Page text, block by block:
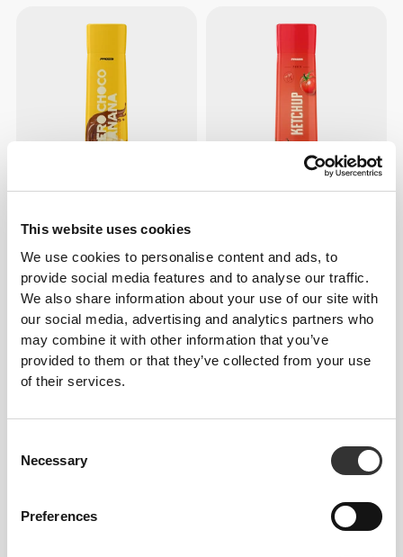
This website uses cookies
We use cookies to personalise content and ads, to
provide social media features and to analyse our traffic.
We also share information about your use of our site with
our social media, advertising and analytics partners who
may combine it with other information that you’ve
provided to them or that they’ve collected from your use
of their services.
Selection
Necessary
Preferences
Syrop Czekoladowo-
13,00 zł
10%
Cynamonowy Zero 355 g